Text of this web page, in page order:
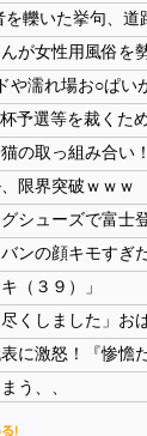
の取っ組み合い！
限界突破ｗｗｗ
ンの顔キモすぎ
（３９）」
尽くしました」
う、、